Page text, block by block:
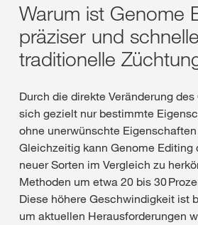
Warum ist Genome
präziser und
traditionelle
Durch die direkte Veränderung
sich gezielt nur bestimmte
ohne unerwünschte
Gleichzeitig kann Genome Editing
neuer Sorten im Vergleich zu
Methoden um etwa 20 bis 30
Diese höhere Geschwindigkeit ist
um aktuellen Herausforderungen